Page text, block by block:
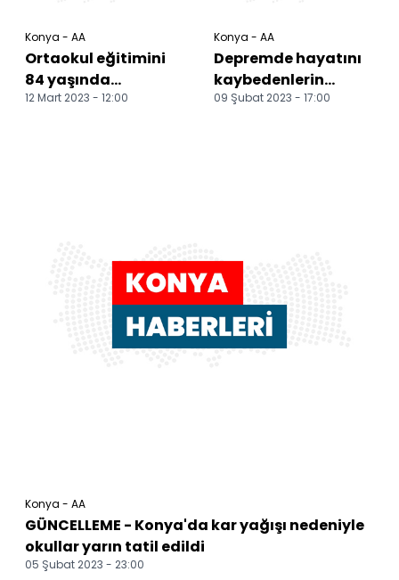
Konya - AA
Ortaokul eğitimini
84 yaşında
tamamlayan "Dede"
12 Mart 2023 - 12:00
Konya - AA
Depremde hayatını
kaybedenlerin
cenazeleri Konya,
09 Şubat 2023 - 17:00
Konya - AA
GÜNCELLEME - Konya'da kar yağışı nedeniyle
okullar yarın tatil edildi
05 Şubat 2023 - 23:00